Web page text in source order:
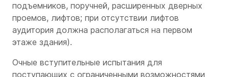
подъемников, поручней, расширенных дверных
проемов, лифтов; при отсутствии лифтов
аудитория должна располагаться на первом
этаже здания).
Очные вступительные испытания для
поступающих с ограниченными возможностями